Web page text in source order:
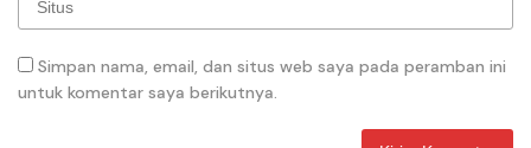
Simpan nama, email, dan situs web saya pada peramban ini
untuk komentar saya berikutnya.